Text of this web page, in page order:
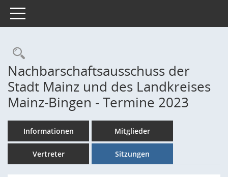
Toggle navigation
Rechercheauswahl
Nachbarschaftsausschuss der
Stadt Mainz und des Landkreises
Mainz-Bingen - Termine 2023
Informationen Mitglieder
Vertreter Sitzungen